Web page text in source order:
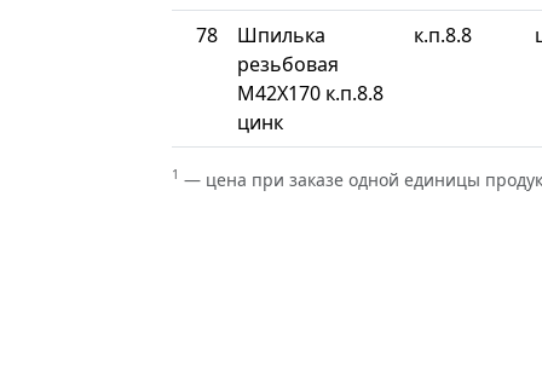
78
Шпилька
резьбовая
М42Х170 к.п.8.8
цинк
к.п.8.8
1 — цена при заказе одной единицы